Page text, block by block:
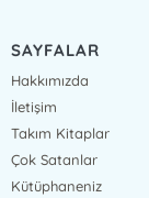
SAYFALAR
Hakkımızda
İletişim
Takım Kitaplar
Çok Satanlar
Kütüphaneniz